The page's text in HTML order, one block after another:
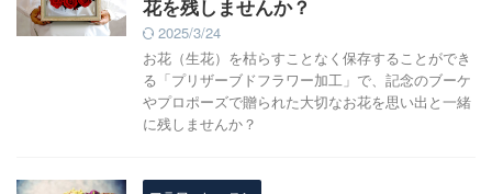
花を残しませんか？
2025/3/24
お花（生花）を枯らすことなく保存することができ
る「プリザーブドフラワー加工」で、記念のブーケ
やプロポーズで贈られた大切なお花を思い出と一緒
に残しませんか？